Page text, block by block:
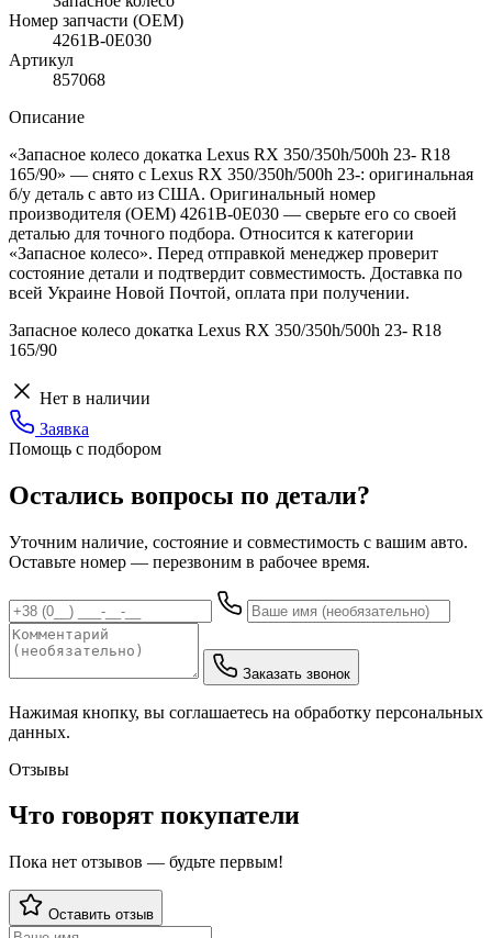
Номер запчасти (OEM)
4261B-0E030
Артикул
857068
Описание
«Запасное колесо докатка Lexus RX 350/350h/500h 23- R18
165/90» — снято с Lexus RX 350/350h/500h 23-: оригинальная
б/у деталь с авто из США. Оригинальный номер
производителя (OEM) 4261B-0E030 — сверьте его со своей
деталью для точного подбора. Относится к категории
«Запасное колесо». Перед отправкой менеджер проверит
состояние детали и подтвердит совместимость. Доставка по
всей Украине Новой Почтой, оплата при получении.
Запасное колесо докатка Lexus RX 350/350h/500h 23- R18
165/90
Нет в наличии
Заявка
Помощь с подбором
Остались вопросы по детали?
Уточним наличие, состояние и совместимость с вашим авто.
Оставьте номер — перезвоним в рабочее время.
Заказать звонок
Нажимая кнопку, вы соглашаетесь на обработку персональных
данных.
Отзывы
Что говорят покупатели
Пока нет отзывов — будьте первым!
Оставить отзыв